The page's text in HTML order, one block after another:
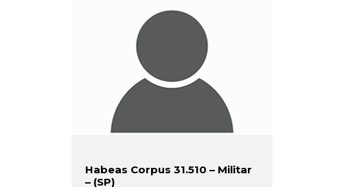
Habeas Corpus 31.510 – Militar
– (SP)